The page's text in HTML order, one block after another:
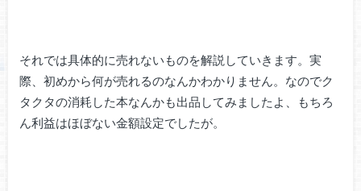
それでは具体的に売れないものを解説していきます。実
際、初めから何が売れるのなんかわかりません。なのでク
タクタの消耗した本なんかも出品してみましたよ、もちろ
ん利益はほぼない金額設定でしたが。